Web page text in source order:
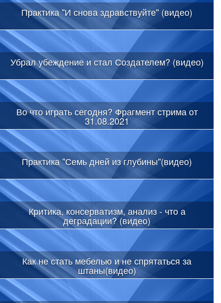
Практика "И снова здравствуйте" (видео)
Убрал убеждение и стал Создателем? (видео)
Во что играть сегодня? Фрагмент стрима от
31.08.2021
Практика "Семь дней из глубины"(видео)
Критика, консерватизм, анализ - что а
деградации? (видео)
Как не стать мебелью и не спрятаться за
штаны(видео)